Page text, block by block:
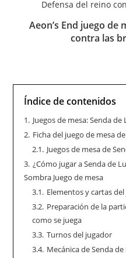
Aeon’s End juego de
contra las
Índice de contenidos
1. Juegos de mesa: Senda de
2. Ficha del juego de mesa
2.1. Juegos de mesa de
3. ¿Cómo jugar a Senda de
Sombra Juego de mesa
3.1. Elementos y cartas
3.2. Preparación de la
como se juega
3.3. Turnos del jugador
3.4. Mecánica de Senda